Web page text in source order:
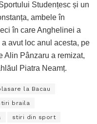
Studențesc și un
ambele în
în care Anghelinei a
avut loc anul acesta, pe
Alin Pânzaru a remizat,
Piatra Neamț.
la Bacau
braila
stiri din sport